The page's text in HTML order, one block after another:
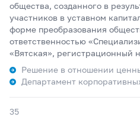
общества, созданного в
участников в уставном
форме преобразования
ответственностью
«Вятская», регистрационный
Решение в отношении
Департамент
35